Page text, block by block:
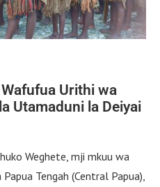
Urithi wa
Utamaduni la Deiyai
Weghete, mji mkuu wa
Tengah (Central Papua),